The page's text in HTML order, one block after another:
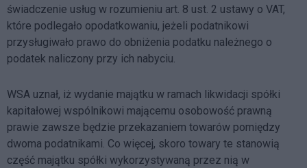
świadczenie usług w rozumieniu art. 8 ust. 2 ustawy o VAT,
które podlegało opodatkowaniu, jeżeli podatnikowi
przysługiwało prawo do obniżenia podatku należnego o
podatek naliczony przy ich nabyciu.
WSA uznał, iż wydanie majątku w ramach likwidacji spółki
kapitałowej wspólnikowi mającemu osobowość prawną
prawie zawsze będzie przekazaniem towarów pomiędzy
dwoma podatnikami. Co więcej, skoro towary te stanowią
część majątku spółki wykorzystywaną przez nią w